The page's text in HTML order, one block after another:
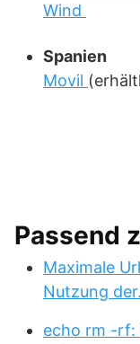
Wind
Spanien
Movil
Passend
Maximale
Nutzung
echo rm -rf: